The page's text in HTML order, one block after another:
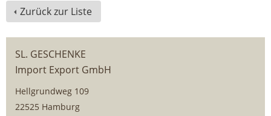
Zurück zur Liste
SL. GESCHENKE
Import Export GmbH
Hellgrundweg 109
22525 Hamburg